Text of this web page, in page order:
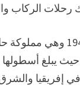
الركاب
تأسست شركة
إفريقيا